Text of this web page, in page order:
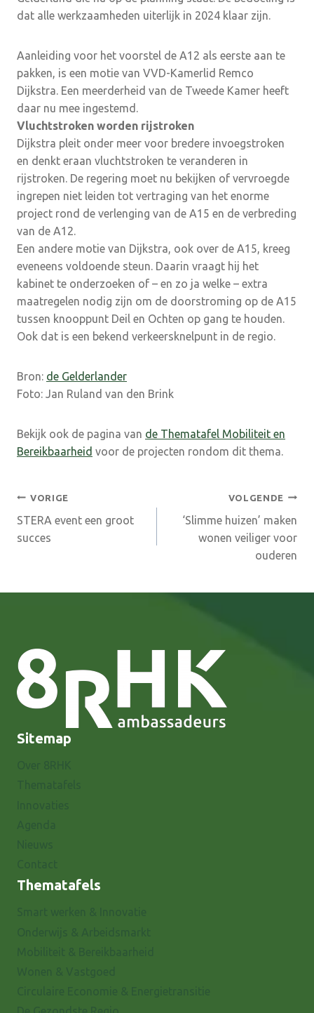
dat alle werkzaamheden uiterlijk in 2024 klaar zijn.
Aanleiding voor het voorstel de A12 als eerste aan te
pakken, is een motie van VVD-Kamerlid Remco
Dijkstra. Een meerderheid van de Tweede Kamer heeft
daar nu mee ingestemd.
Vluchtstroken worden rijstroken
Dijkstra pleit onder meer voor bredere invoegstroken
en denkt eraan vluchtstroken te veranderen in
rijstroken. De regering moet nu bekijken of vervroegde
ingrepen niet leiden tot vertraging van het enorme
project rond de verlenging van de A15 en de verbreding
van de A12.
Een andere motie van Dijkstra, ook over de A15, kreeg
eveneens voldoende steun. Daarin vraagt hij het
kabinet te onderzoeken of – en zo ja welke – extra
maatregelen nodig zijn om de doorstroming op de A15
tussen knooppunt Deil en Ochten op gang te houden.
Ook dat is een bekend verkeersknelpunt in de regio.
Bron: de Gelderlander
Foto: Jan Ruland van den Brink
Bekijk ook de pagina van de Thematafel Mobiliteit en
Bereikbaarheid voor de projecten rondom dit thema.
Bericht
navigatie
VORIGE
STERA event een groot
succes
VOLGENDE
‘Slimme huizen’ maken
wonen veiliger voor
ouderen
Sitemap
Thematafels